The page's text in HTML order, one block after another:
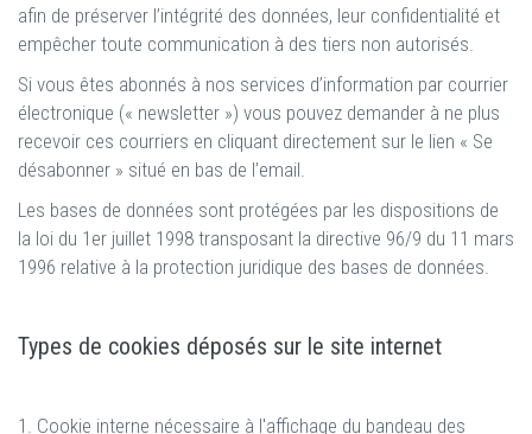
afin de préserver l’intégrité des données, leur confidentialité et
empêcher toute communication à des tiers non autorisés.
Si vous êtes abonnés à nos services d’information par courrier
électronique (« newsletter ») vous pouvez demander à ne plus
recevoir ces courriers en cliquant directement sur le lien « Se
désabonner » situé en bas de l’email.
Les bases de données sont protégées par les dispositions de
la loi du 1er juillet 1998 transposant la directive 96/9 du 11 mars
1996 relative à la protection juridique des bases de données.
Types de cookies déposés sur le site internet
1. Cookie interne nécessaire à l'affichage du bandeau des